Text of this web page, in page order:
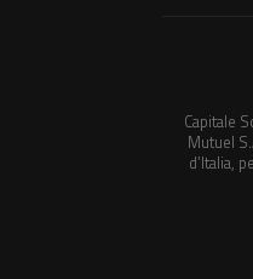
Capitale
Mutuel
d’Italia,